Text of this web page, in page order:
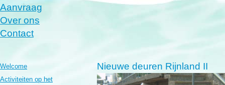
Aanvraag
Over ons
Contact
Welcome
Activiteiten op het
Nieuwe deuren Rijnland II